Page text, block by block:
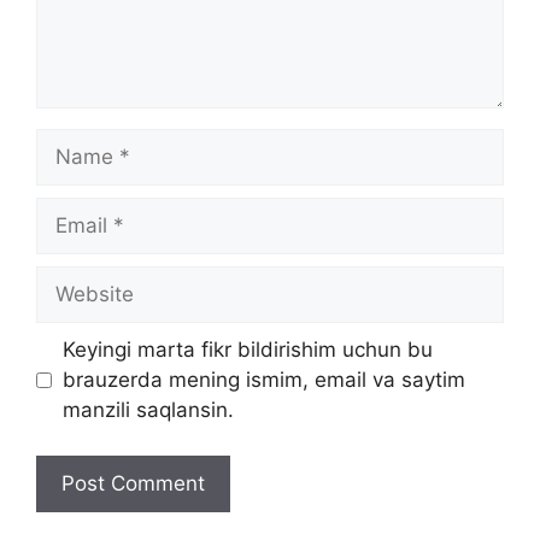
Keyingi marta fikr bildirishim uchun bu
brauzerda mening ismim, email va saytim
manzili saqlansin.